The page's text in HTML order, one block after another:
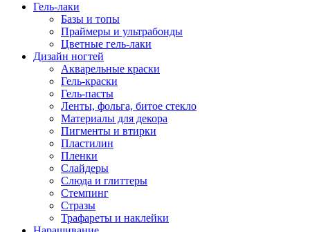
Гель-лаки
Базы и топы
Праймеры и ультрабонды
Цветные гель-лаки
Дизайн ногтей
Акварельные краски
Гель-краски
Гель-пасты
Ленты, фольга, битое стекло
Материалы для декора
Пигменты и втирки
Пластилин
Пленки
Слайдеры
Слюда и глиттеры
Стемпинг
Стразы
Трафареты и наклейки